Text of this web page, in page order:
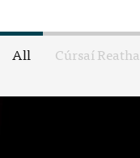
All Cúrsaí Reatha